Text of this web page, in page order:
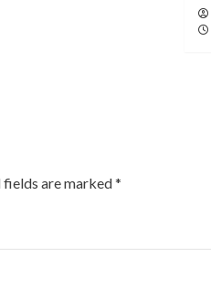
fields are marked*